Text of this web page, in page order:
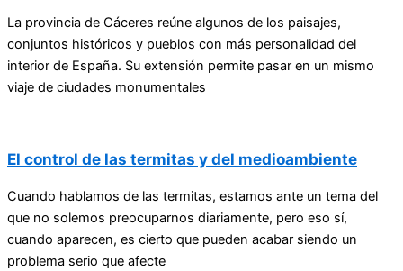
La provincia de Cáceres reúne algunos de los paisajes,
conjuntos históricos y pueblos con más personalidad del
interior de España. Su extensión permite pasar en un mismo
viaje de ciudades monumentales
El control de las termitas y del medioambiente
Cuando hablamos de las termitas, estamos ante un tema del
que no solemos preocuparnos diariamente, pero eso sí,
cuando aparecen, es cierto que pueden acabar siendo un
problema serio que afecte